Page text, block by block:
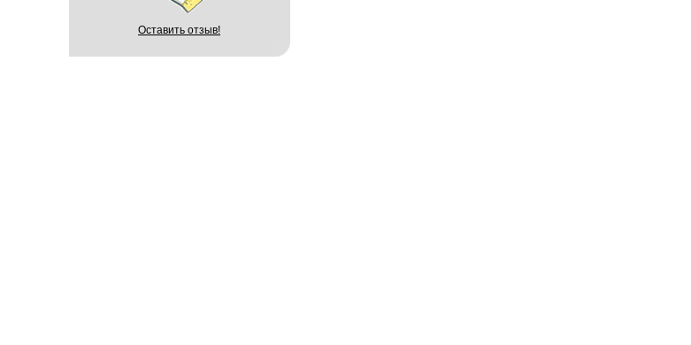
Оставить отзыв!